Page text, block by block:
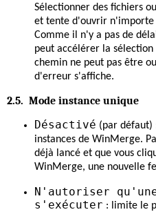
Sélectionner des fichiers
et tente d'ouvrir n'importe
Comme il n'y a pas de
peut accélérer la sélection
chemin ne peut pas être
d'erreur s'affiche.
2.5. Mode instance unique
Désactivé (par défaut)
instances de WinMerge.
déjà lancé et que vous
WinMerge, une nouvelle
N'autoriser
s'exécuter : limite le